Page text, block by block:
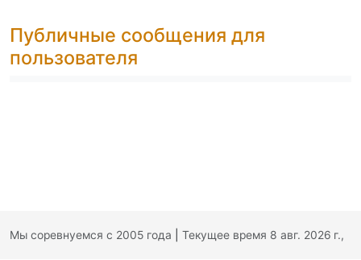
Публичные сообщения для
пользователя
Мы соревнуемся с 2005 года Текущее время 8 авг. 2026 г.,